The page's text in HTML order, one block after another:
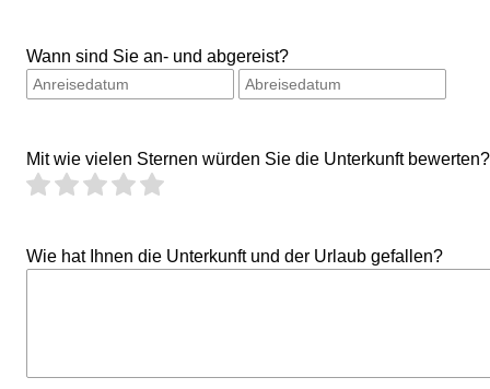
Wann sind Sie an- und abgereist?
Mit wie vielen Sternen würden Sie die Unterkunft bewerten?
Wie hat Ihnen die Unterkunft und der Urlaub gefallen?